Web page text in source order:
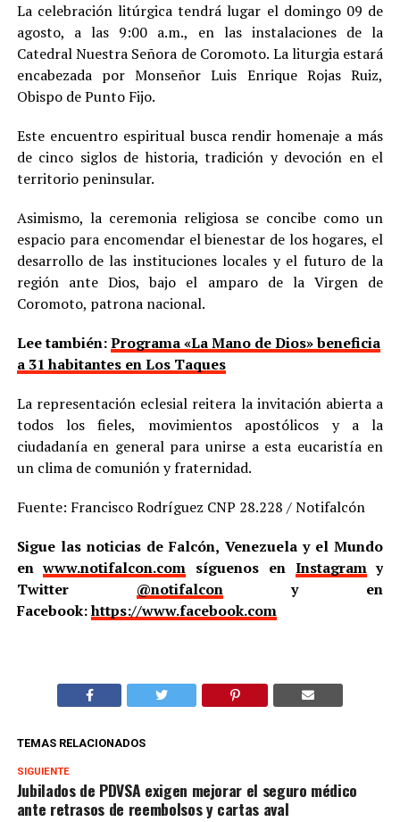
La celebración litúrgica tendrá lugar el domingo 09 de
agosto, a las 9:00 a.m., en las instalaciones de la
Catedral Nuestra Señora de Coromoto. La liturgia estará
encabezada por Monseñor Luis Enrique Rojas Ruiz,
Obispo de Punto Fijo.
Este encuentro espiritual busca rendir homenaje a más
de cinco siglos de historia, tradición y devoción en el
territorio peninsular.
Asimismo, la ceremonia religiosa se concibe como un
espacio para encomendar el bienestar de los hogares, el
desarrollo de las instituciones locales y el futuro de la
región ante Dios, bajo el amparo de la Virgen de
Coromoto, patrona nacional.
Lee también:Programa «La Mano de Dios» beneficia
a 31 habitantes en Los Taques
La representación eclesial reitera la invitación abierta a
todos los fieles, movimientos apostólicos y a la
ciudadanía en general para unirse a esta eucaristía en
un clima de comunión y fraternidad.
Fuente: Francisco Rodríguez CNP 28.228 / Notifalcón
Sigue las noticias de Falcón, Venezuela y el Mundo
enwww.notifalcon.com síguenos en Instagramy
Twitter @notifalcony en
Facebook:https://www.facebook.com
TEMAS RELACIONADOS
SIGUIENTE
Jubilados de PDVSA exigen mejorar el seguro médico
ante retrasos de reembolsos y cartas aval